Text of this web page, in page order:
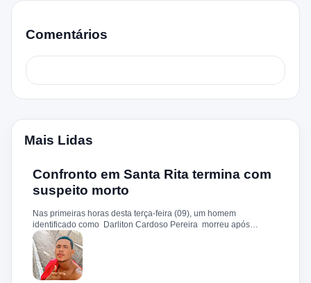
Comentários
Mais Lidas
Confronto em Santa Rita termina com
suspeito morto
Nas primeiras horas desta terça-feira (09), um homem
identificado como Darliton Cardoso Pereira morreu após
confronto com a Polícia Militar no povoado Timbotiba, zona rural
de Santa Rita. De acordo com a PM, os policiais estavam
cumprindo um mandado de prisão contra Darliton, apontado
como um dos suspeitos pela morte brutal de Leandro Sena ,
ocorrida em 25 de fevereiro de 2024. A vítima teria sido